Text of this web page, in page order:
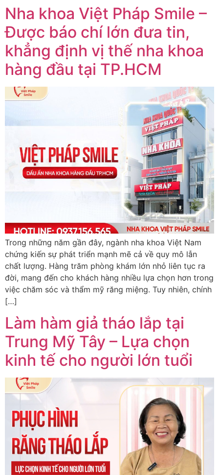
Nha khoa Việt Pháp Smile –
Được báo chí lớn đưa tin,
khẳng định vị thế nha khoa
hàng đầu tại TP.HCM
Trong những năm gần đây, ngành nha khoa Việt Nam
chứng kiến sự phát triển mạnh mẽ cả về quy mô lẫn
chất lượng. Hàng trăm phòng khám lớn nhỏ liên tục ra
đời, mang đến cho khách hàng nhiều lựa chọn hơn trong
việc chăm sóc và thẩm mỹ răng miệng. Tuy nhiên, chính
[…]
Làm hàm giả tháo lắp tại
Trung Mỹ Tây – Lựa chọn
kinh tế cho người lớn tuổi